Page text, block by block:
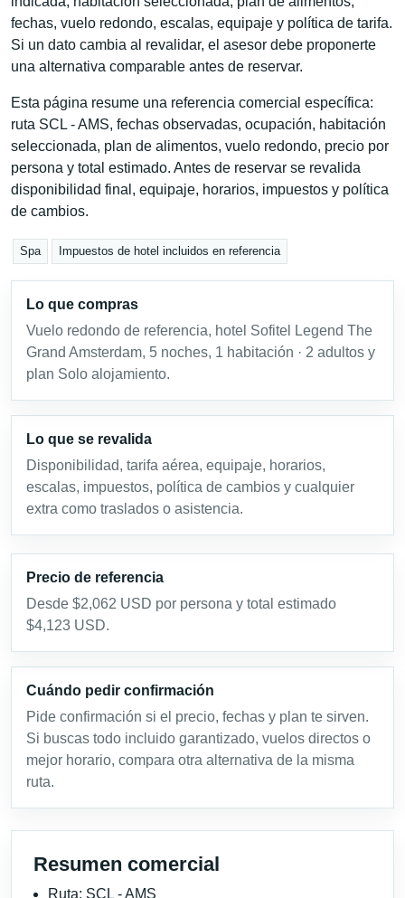
fechas, vuelo redondo, escalas, equipaje y política de tarifa.
Si un dato cambia al revalidar, el asesor debe proponerte
una alternativa comparable antes de reservar.
Esta página resume una referencia comercial específica:
ruta SCL - AMS, fechas observadas, ocupación, habitación
seleccionada, plan de alimentos, vuelo redondo, precio por
persona y total estimado. Antes de reservar se revalida
disponibilidad final, equipaje, horarios, impuestos y política
de cambios.
Spa Impuestos de hotel incluidos en referencia
Lo que compras
Vuelo redondo de referencia, hotel Sofitel Legend The
Grand Amsterdam, 5 noches, 1 habitación · 2 adultos y
plan Solo alojamiento.
Lo que se revalida
Disponibilidad, tarifa aérea, equipaje, horarios,
escalas, impuestos, política de cambios y cualquier
extra como traslados o asistencia.
Precio de referencia
Desde $2,062 USD por persona y total estimado
$4,123 USD.
Cuándo pedir confirmación
Pide confirmación si el precio, fechas y plan te sirven.
Si buscas todo incluido garantizado, vuelos directos o
mejor horario, compara otra alternativa de la misma
ruta.
Resumen comercial
Ruta: SCL - AMS